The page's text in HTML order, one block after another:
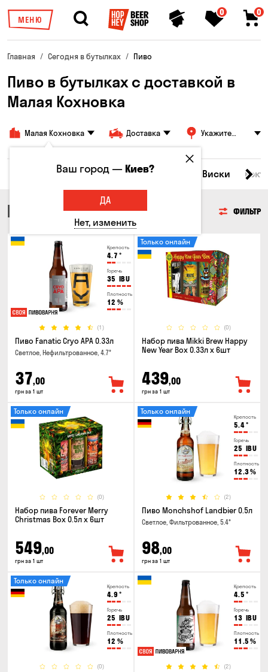
МЕНЮ
0 0
Главная Сегодня в бутылках Пиво
Пиво в бутылках с доставкой в
Малая Кохновка
Малая Кохновка Доставка
Укажите
Все товары Пиво Сидр Виски
ПИВО ФИЛЬТР
Крепость
4.7 °
Горечь
35 IBU
Плотность
12 %
(1)
Пиво Fanatic Cryo APA 0.33л
Светлое, Нефильтрованное, 4.7°
37,00
грн за 1 шт
(0)
Только онлайн
Набор пива Mikki Brew Happy
New Year Box 0.33л x 6шт
439,00
грн за 1 шт
(0)
Только онлайн
Набор пива Forever Merry
Christmas Box 0.5л x 6шт
549,00
грн за 1 шт
Крепость
5.4°
Горечь
25 IBU
Плотность
12.3%
(2)
Только онлайн
Пиво Monchshof Landbier 0.5л
Светлое, Фильтрованное, 5.4°
98,00
грн за 1 шт
Крепость
4.9 °
Горечь
25 IBU
Плотность
12 %
(0)
Только онлайн
Крепость
4.5 °
Горечь
13 IBU
Плотность
11.5 %
(2)
Ваш город —Киев?
ДА
Нет, изменить